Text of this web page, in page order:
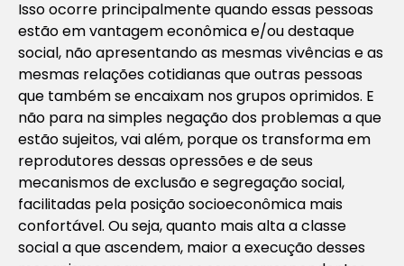
Isso ocorre principalmente quando essas pessoas
estão em vantagem econômica e/ou destaque
social, não apresentando as mesmas vivências e as
mesmas relações cotidianas que outras pessoas
que também se encaixam nos grupos oprimidos. E
não para na simples negação dos problemas a que
estão sujeitos, vai além, porque os transforma em
reprodutores dessas opressões e de seus
mecanismos de exclusão e segregação social,
facilitadas pela posição socioeconômica mais
confortável. Ou seja, quanto mais alta a classe
social a que ascendem, maior a execução desses